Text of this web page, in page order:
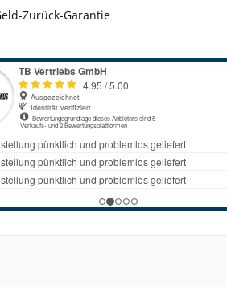
Zurück-Garantie